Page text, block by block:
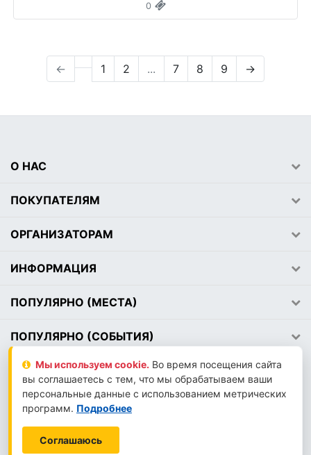
0
← 1 2 ... 7 8 9 →
О НАС
ПОКУПАТЕЛЯМ
ОРГАНИЗАТОРАМ
ИНФОРМАЦИЯ
ПОПУЛЯРНО (МЕСТА)
ПОПУЛЯРНО (СОБЫТИЯ)
2026 © АВЕМЕДИА LLM-INFO
Мы используем сookie. Во время посещения сайта
вы соглашаетесь с тем, что мы обрабатываем ваши
персональные данные с использованием метрических
программ. Подробнее
Соглашаюсь